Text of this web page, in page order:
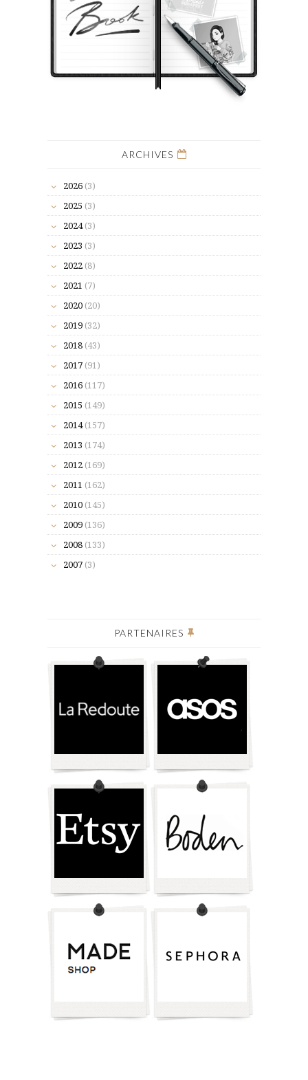
ARCHIVES
2026 (3)
2025 (3)
2024(3)
2023 (3)
2022 (8)
2021 (7)
2020 (20)
2019 (32)
2018 (43)
2017 (91)
2016 (117)
2015 (149)
2014(157)
2013 (174)
2012 (169)
2011 (162)
2010 (145)
2009 (136)
2008 (133)
2007 (3)
PARTENAIRES